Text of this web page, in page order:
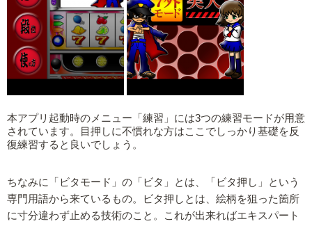
本アプリ起動時のメニュー「練習」には3つの練習モードが用意
されています。目押しに不慣れな方はここでしっかり基礎を反
復練習すると良いでしょう。
ちなみに「ビタモード」の「ビタ」とは、「ビタ押し」という
専門用語から来ているもの。ビタ押しとは、絵柄を狙った箇所
に寸分違わず止める技術のこと。これが出来ればエキスパート